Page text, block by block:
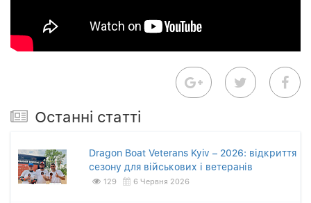
Останнi статтi
Dragon Boat Veterans Kyiv – 2026: відкриття
сезону для військових і ветеранів
129 6 Червня 2026